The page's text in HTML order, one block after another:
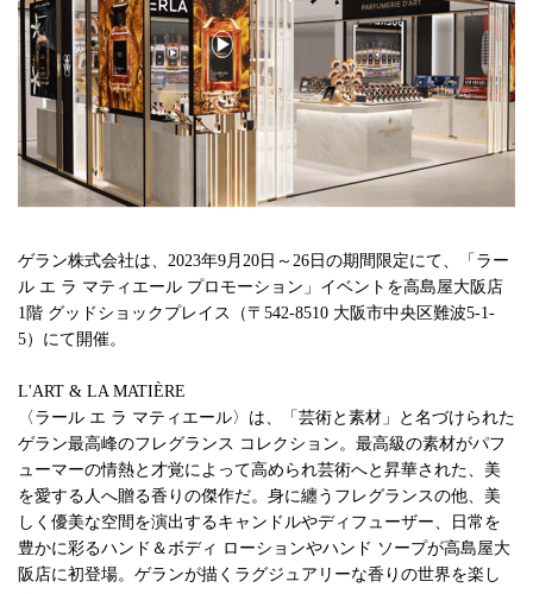
ゲラン株式会社は、2023年9月20日～26日の期間限定にて、「ラー
ル エ ラ マティエール プロモーション」イベントを高島屋大阪店
1階 グッドショックプレイス（〒542-8510 大阪市中央区難波5-1-
5）にて開催。
L'ART & LA MATIÈRE
〈ラール エ ラ マティエール〉は、「芸術と素材」と名づけられた
ゲラン最高峰のフレグランス コレクション。最高級の素材がパフ
ューマーの情熱と才覚によって高められ芸術へと昇華された、美
を愛する人へ贈る香りの傑作だ。身に纏うフレグランスの他、美
しく優美な空間を演出するキャンドルやディフューザー、日常を
豊かに彩るハンド＆ボディ ローションやハンド ソープが高島屋大
阪店に初登場。ゲランが描くラグジュアリーな香りの世界を楽し